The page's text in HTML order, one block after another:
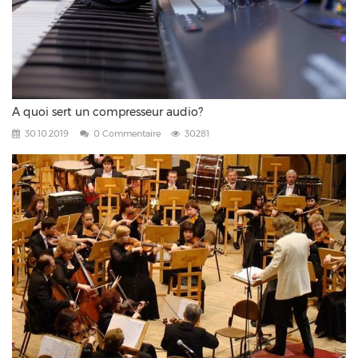
A quoi sert un compresseur audio?
30.10.2019 0 Commentaire 30281